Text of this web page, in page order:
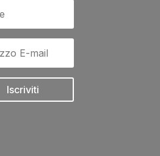
Iscriviti